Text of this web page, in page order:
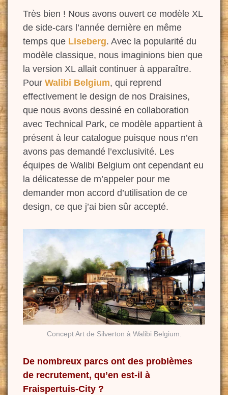
Très bien ! Nous avons ouvert ce modèle XL
de side-cars l’année dernière en même
temps que Liseberg. Avec la popularité du
modèle classique, nous imaginions bien que
la version XL allait continuer à apparaître.
Pour Walibi Belgium, qui reprend
effectivement le design de nos Draisines,
que nous avons dessiné en collaboration
avec Technical Park, ce modèle appartient à
présent à leur catalogue puisque nous n’en
avons pas demandé l’exclusivité. Les
équipes de Walibi Belgium ont cependant eu
la délicatesse de m’appeler pour me
demander mon accord d’utilisation de ce
design, ce que j’ai bien sûr accepté.
Concept Art de Silverton à Walibi Belgium.
De nombreux parcs ont des problèmes
de recrutement, qu’en est-il à
Fraispertuis-City ?